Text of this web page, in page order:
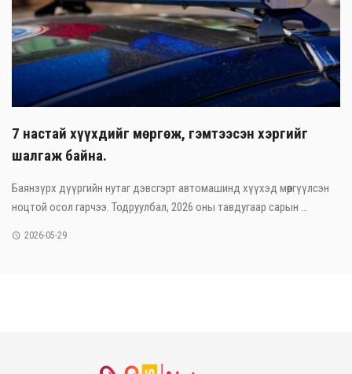
7 настай хүүхдийг мөргөж, гэмтээсэн хэргийг
шалгаж байна.
Баянзүрх дүүргийн нутаг дэвсгэрт автомашинд хүүхэд мөргүүлсэн
ноцтой осол гарчээ. Тодруулбал, 2026 оны тавдугаар сарын ...
2026-05-29